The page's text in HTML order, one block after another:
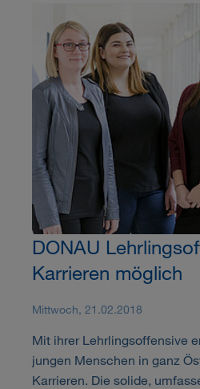
DONAU
Karrieren möglich
Mittwoch, 21.02.2018
Mit ihrer Lehrlingsoffensive
jungen Menschen in ganz
Karrieren. Die solide,